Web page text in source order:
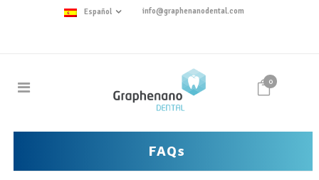
Español info@graphenanodental.com
0
FAQs